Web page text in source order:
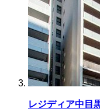
レジディア中目